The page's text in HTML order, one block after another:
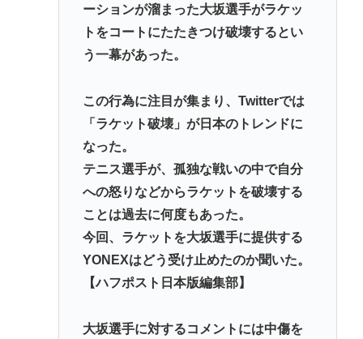
【悲報】米農家「もう無理です…」。過去最大の在
庫を抱える状態で新米収穫。新米価格安すぎて赤字
カー…「純愛」と「恐怖」の声
ラーメン二郎「もう食わない？ さっきは食べれるっ
て言ったじゃねーか！」（ヽ´ん`）「」 反論できる？
昔のおまいら「マクドはクソ！モスバーガー最高
や！」👈この風潮はもう無くなった？
Powered by livedoor 相互RSS
ーションが溜まった大坂選手がラケッ
トをコートにたたきつけ破壊するとい
う一幕があった。
この行為に注目が集まり、Twitterでは
「ラケット破壊」が日本のトレンドに
なった。
テニス選手が、孤独な戦いの中で自分
への怒りなどからラケットを破壊する
ことは過去に何度もあった。
今回、ラケットを大坂選手に提供する
YONEXはどう受け止めたのか聞いた。
【ハフポスト日本版編集部】
大坂選手に対するコメントには中傷を